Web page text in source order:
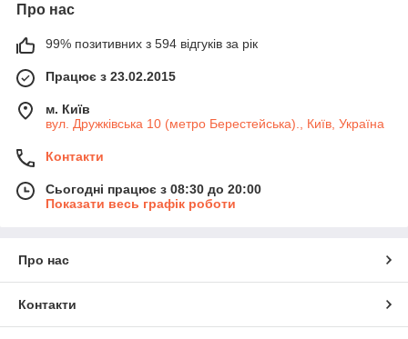
Про нас
99% позитивних з 594 відгуків за рік
Працює з 23.02.2015
м. Київ
вул. Дружківська 10 (метро Берестейська)., Київ, Україна
Контакти
Сьогодні працює з 08:30 до 20:00
Показати весь графік роботи
Про нас
Контакти